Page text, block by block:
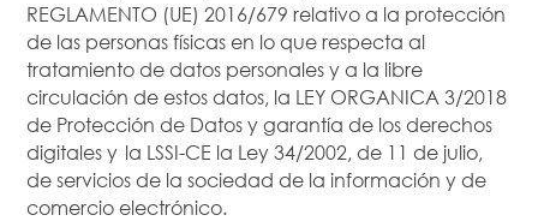
REGLAMENTO (UE) 2016/679 relativo a la protección
de las personas físicas en lo que respecta al
tratamiento de datos personales y a la libre
circulación de estos datos, la LEY ORGANICA 3/2018
de Protección de Datos y garantía de los derechos
digitales y la LSSI-CE la Ley 34/2002, de 11 de julio,
de servicios de la sociedad de la información y de
comercio electrónico.